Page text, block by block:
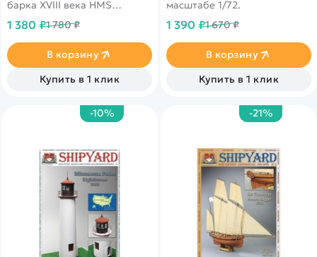
барка XVIII века HMS
Формат листов А3. Отличная
1 380 ₽1 780 ₽
В корзину
Купить в 1 клик
масштабе 1/72.
1 390 ₽1 670 ₽
В корзину
Купить в 1 клик
-10% -21%